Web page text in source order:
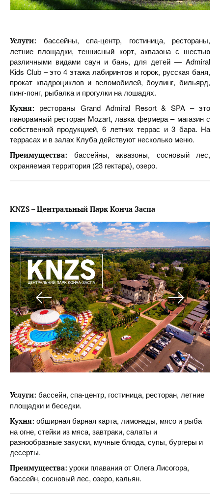
Услуги: бассейны, спа-центр, гостиница, рестораны,
летние площадки, теннисный корт, аквазона с шестью
различными видами саун и бань, для детей — Admiral
Kids Club – это 4 этажа лабиринтов и горок, русская баня,
прокат квадроциклов и веломобилей, боулинг, бильярд,
пинг-понг, рыбалка и прогулки на лошадях.
Кухня: рестораны Grand Admiral Resort & SPA – это
панорамный ресторан Mozart, лавка фермера – магазин с
собственной продукцией, 6 летних террас и 3 бара. На
террасах и в залах Клуба действуют несколько меню.
Преимущества: бассейны, аквазоны, сосновый лес,
охраняемая территория (23 гектара), озеро.
KNZS – Центральный Парк Конча Заспа
Услуги: бассейн, спа-центр, гостиница, ресторан, летние
площадки и беседки.
Кухня: обширная барная карта, лимонады, мясо и рыба
на огне, стейки из мяса, завтраки, салаты и
разнообразные закуски, мучные блюда, супы, бургеры и
десерты.
Преимущества: уроки плавания от Олега Лисогора,
бассейн, сосновый лес, озеро, кальян.